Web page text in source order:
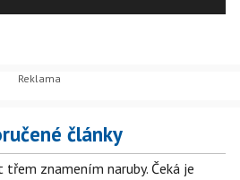
články
znamením naruby. Čeká je